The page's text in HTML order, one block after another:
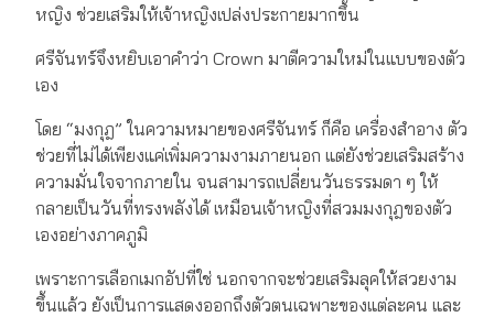
หญิง ช่วยเสริมให้เจ้าหญิงเปล่งประกายมากขึ้น
ศรีจันทร์จึงหยิบเอาคำว่า Crown มาตีความใหม่ในแบบของตัว
เอง
โดย “มงกุฎ” ในความหมายของศรีจันทร์ ก็คือ เครื่องสำอาง ตัว
ช่วยที่ไม่ได้เพียงแค่เพิ่มความงามภายนอก แต่ยังช่วยเสริมสร้าง
ความมั่นใจจากภายใน จนสามารถเปลี่ยนวันธรรมดา ๆ ให้
กลายเป็นวันที่ทรงพลังได้ เหมือนเจ้าหญิงที่สวมมงกุฎของตัว
เองอย่างภาคภูมิ
เพราะการเลือกเมกอัปที่ใช่ นอกจากจะช่วยเสริมลุคให้สวยงาม
ขึ้นแล้ว ยังเป็นการแสดงออกถึงตัวตนเฉพาะของแต่ละคน และ